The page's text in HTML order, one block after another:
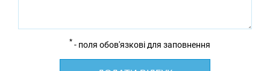
* - поля обов'язкові для заповнення